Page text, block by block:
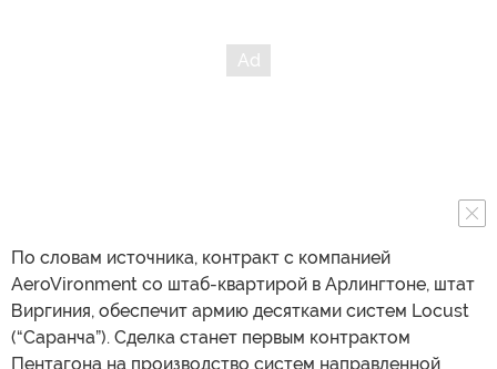
По словам источника, контракт с компанией
AeroVironment со штаб-квартирой в Арлингтоне, штат
Виргиния, обеспечит армию десятками систем Locust
(“Саранча”). Сделка станет первым контрактом
Пентагона на производство систем направленной